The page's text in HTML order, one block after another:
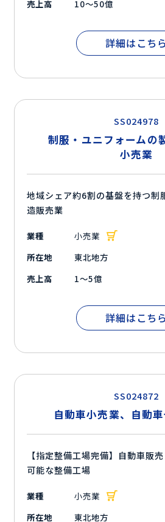
売上高 10～50億
詳細はこちら
SS024978
制服・ユニフォームの
小売業
地域シェア約6割の基盤を持つ制
造販売業
業種
小売業
所在地
東北地方
売上高
1～5億
詳細はこちら
SS024872
自動車小売業、自動
【指定整備工場完備】自動車販
可能な整備工場
業種
小売業
所在地
東北地方